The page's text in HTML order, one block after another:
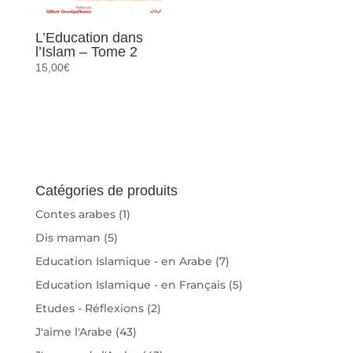
L’Education dans
l’Islam – Tome 2
15,00€
Catégories de produits
Contes arabes (1)
Dis maman (5)
Education Islamique - en Arabe (7)
Education Islamique - en Français (5)
Etudes - Réflexions (2)
J'aime l'Arabe (43)